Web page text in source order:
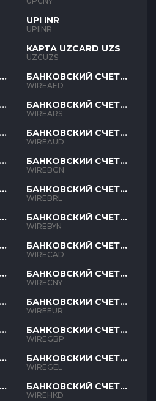
UPI INR
UPIINR
КАРТА UZCARD UZS
UZCUZS
БАНКОВСКИЙ СЧЕТ
AED
WIREAED
БАНКОВСКИЙ СЧЕТ
ARS
WIREARS
БАНКОВСКИЙ СЧЕТ
AUD
WIREAUD
БАНКОВСКИЙ СЧЕТ
BGN
WIREBGN
БАНКОВСКИЙ СЧЕТ
BRL
WIREBRL
БАНКОВСКИЙ СЧЕТ
BYN
WIREBYN
БАНКОВСКИЙ СЧЕТ
CAD
WIRECAD
БАНКОВСКИЙ СЧЕТ
CNY
WIRECNY
БАНКОВСКИЙ СЧЕТ
EUR
WIREEUR
БАНКОВСКИЙ СЧЕТ
GBP
WIREGBP
БАНКОВСКИЙ СЧЕТ
GEL
WIREGEL
БАНКОВСКИЙ СЧЕТ
HKD
WIREHKD